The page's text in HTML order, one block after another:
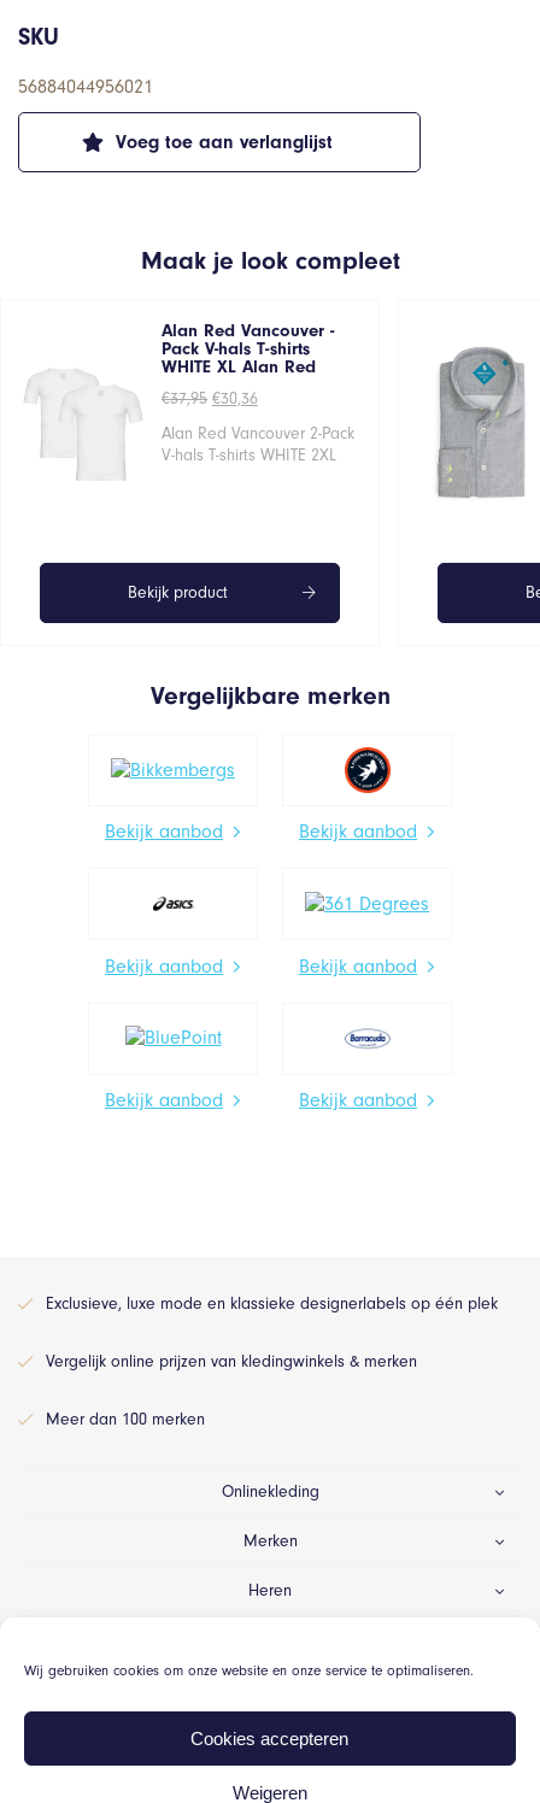
Wij gebruiken cookies om onze website en onze service te optimaliseren.
Cookies accepteren
Weigeren
Voeg toe aan verlanglijst
SKU
56884044956021
Maak je look compleet
Alan Red Vancouver -
Pack V-hals T-shirts
WHITE XL Alan Red
€37,95 Oorspronkelijke
was:
€37,95.
€30,36Huidige
is:
€30,36.
Alan Red Vancouver 2-Pack
V-hals T-shirts WHITE 2XL
Bekijk product
Vergelijkbare merken
Bekijk aanbod Bekijk aanbod
Bekijk aanbod Bekijk aanbod
Bekijk aanbod Bekijk aanbod
Exclusieve, luxe mode en klassieke designerlabels op één plek
Vergelijk online prijzen van kledingwinkels & merken
Meer dan 100 merken
Onlinekleding
Merken
Heren